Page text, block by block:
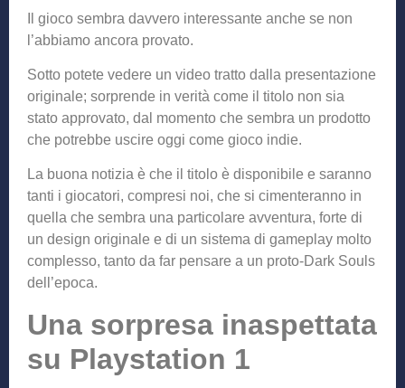
Il gioco sembra davvero interessante anche se non
l’abbiamo ancora provato.
Sotto potete vedere un video tratto dalla presentazione
originale; sorprende in verità come il titolo non sia
stato approvato, dal momento che sembra un prodotto
che potrebbe uscire oggi come gioco indie.
La buona notizia è che il titolo è disponibile e saranno
tanti i giocatori, compresi noi, che si cimenteranno in
quella che sembra una particolare avventura, forte di
un design originale e di un sistema di gameplay molto
complesso, tanto da far pensare a un proto-Dark Souls
dell’epoca.
Una sorpresa inaspettata
su Playstation 1